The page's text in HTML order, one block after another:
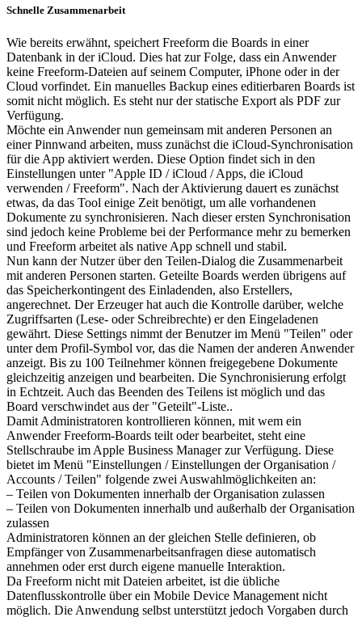
Schnelle Zusammenarbeit
Wie bereits erwähnt, speichert Freeform die Boards in einer
Datenbank in der iCloud. Dies hat zur Folge, dass ein Anwender
keine Freeform-Dateien auf seinem Computer, iPhone oder in der
Cloud vorfindet. Ein manuelles Backup eines editierbaren Boards ist
somit nicht möglich. Es steht nur der statische Export als PDF zur
Verfügung.
Möchte ein Anwender nun gemeinsam mit anderen Personen an
einer Pinnwand arbeiten, muss zunächst die iCloud-Synchronisation
für die App aktiviert werden. Diese Option findet sich in den
Einstellungen unter "Apple ID / iCloud / Apps, die iCloud
verwenden / Freeform". Nach der Aktivierung dauert es zunächst
etwas, da das Tool einige Zeit benötigt, um alle vorhandenen
Dokumente zu synchronisieren. Nach dieser ersten Synchronisation
sind jedoch keine Probleme bei der Performance mehr zu bemerken
und Freeform arbeitet als native App schnell und stabil.
Nun kann der Nutzer über den Teilen-Dialog die Zusammenarbeit
mit anderen Personen starten. Geteilte Boards werden übrigens auf
das Speicherkontingent des Einladenden, also Erstellers,
angerechnet. Der Erzeuger hat auch die Kontrolle darüber, welche
Zugriffsarten (Lese- oder Schreibrechte) er den Eingeladenen
gewährt. Diese Settings nimmt der Benutzer im Menü "Teilen" oder
unter dem Profil-Symbol vor, das die Namen der anderen Anwender
anzeigt. Bis zu 100 Teilnehmer können freigegebene Dokumente
gleichzeitig anzeigen und bearbeiten. Die Synchronisierung erfolgt
in Echtzeit. Auch das Beenden des Teilens ist möglich und das
Board verschwindet aus der "Geteilt"-Liste..
Damit Administratoren kontrollieren können, mit wem ein
Anwender Freeform-Boards teilt oder bearbeitet, steht eine
Stellschraube im Apple Business Manager zur Verfügung. Diese
bietet im Menü "Einstellungen / Einstellungen der Organisation /
Accounts / Teilen" folgende zwei Auswahlmöglichkeiten an:
– Teilen von Dokumenten innerhalb der Organisation zulassen
– Teilen von Dokumenten innerhalb und außerhalb der Organisation
zulassen
Administratoren können an der gleichen Stelle definieren, ob
Empfänger von Zusammenarbeitsanfragen diese automatisch
annehmen oder erst durch eigene manuelle Interaktion.
Da Freeform nicht mit Dateien arbeitet, ist die übliche
Datenflusskontrolle über ein Mobile Device Management nicht
möglich. Die Anwendung selbst unterstützt jedoch Vorgaben durch